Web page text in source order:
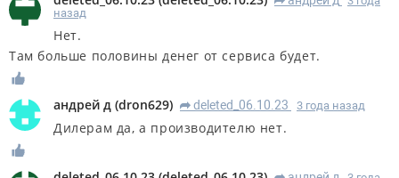
назад
Нет.
Там больше половины денег от сервиса будет.
андрей д (dron629) R deleted_06.10.23 3 года назад
Дилерам да, а производителю нет.